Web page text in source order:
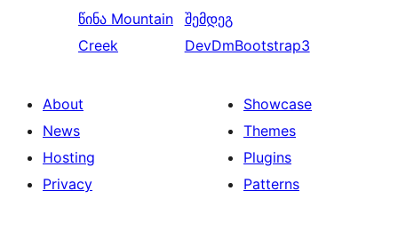
წინა Mountain
Creek
შემდეგ
DevDmBootstrap3
About
News
Hosting
Privacy
Showcase
Themes
Plugins
Patterns